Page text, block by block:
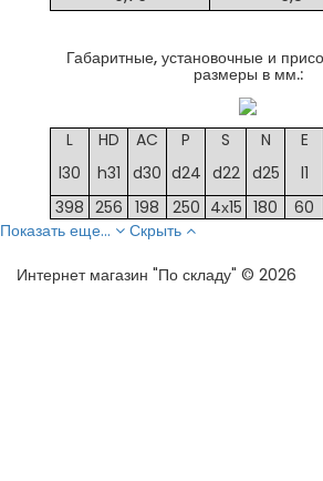
Габаритные, установочные и
размеры в мм.:
L
l30
HD
h31
AC
d30
P
d24
S
d22
N
d25
E
l1
398 256 198 250 4х15 180 60
Показать еще...
Скрыть
Интернет магазин "По складу" © 2026